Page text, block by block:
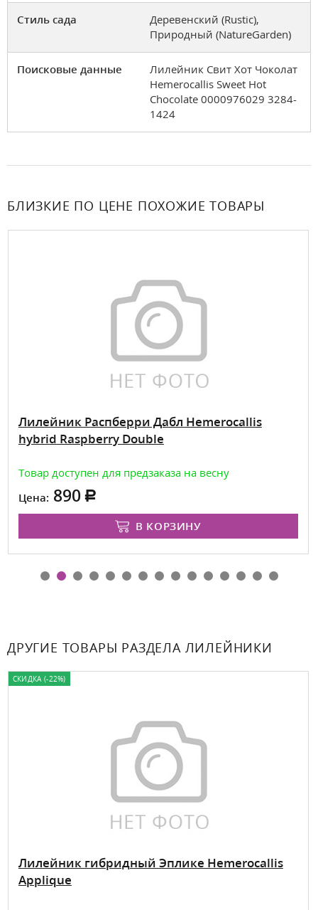
Стиль сада
Деревенский (Rustic),
Природный (NatureGarden)
Поисковые данные
Лилейник Свит Хот Чоколат
Hemerocallis Sweet Hot
Chocolate 0000976029 3284-
1424
БЛИЗКИЕ ПО ЦЕНЕ ПОХОЖИЕ ТОВАРЫ
Лилейник Распберри Дабл Hemerocallis
hybrid Raspberry Double
Товар доступен для предзаказа на весну
Цена: 890
В КОРЗИНУ
ДРУГИЕ ТОВАРЫ РАЗДЕЛА ЛИЛЕЙНИКИ
СКИДКА (-22%)
Лилейник гибридный Эплике Hemerocallis
Applique